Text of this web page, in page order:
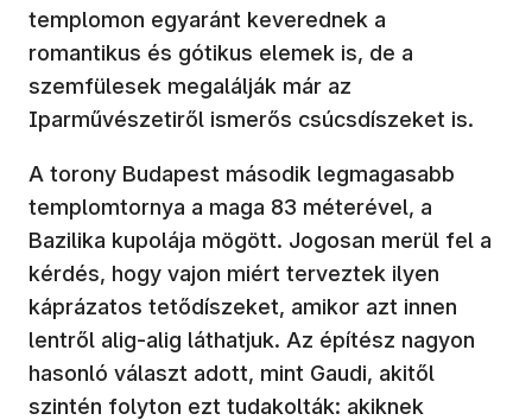
templomon egyaránt keverednek a
romantikus és gótikus elemek is, de a
szemfülesek megalálják már az
Iparművészetiről ismerős csúcsdíszeket is.
A torony Budapest második legmagasabb
templomtornya a maga 83 méterével, a
Bazilika kupolája mögött. Jogosan merül fel a
kérdés, hogy vajon miért terveztek ilyen
káprázatos tetődíszeket, amikor azt innen
lentről alig-alig láthatjuk. Az építész nagyon
hasonló választ adott, mint Gaudi, akitől
szintén folyton ezt tudakolták: akiknek